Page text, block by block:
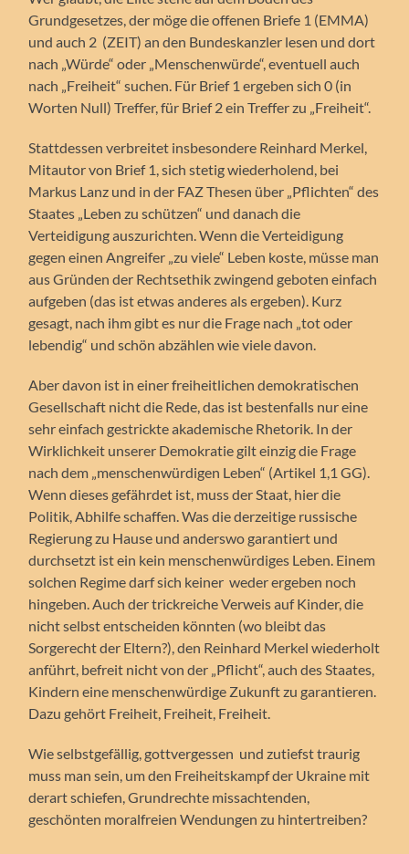
Grundgesetzes, der möge die offenen Briefe 1 (EMMA)
und auch 2 (ZEIT) an den Bundeskanzler lesen und dort
nach „Würde“ oder „Menschenwürde“, eventuell auch
nach „Freiheit“ suchen. Für Brief 1 ergeben sich 0 (in
Worten Null) Treffer, für Brief 2 ein Treffer zu „Freiheit“.
Stattdessen verbreitet insbesondere Reinhard Merkel,
Mitautor von Brief 1, sich stetig wiederholend, bei
Markus Lanz und in der FAZ Thesen über „Pflichten“ des
Staates „Leben zu schützen“ und danach die
Verteidigung auszurichten. Wenn die Verteidigung
gegen einen Angreifer „zu viele“ Leben koste, müsse man
aus Gründen der Rechtsethik zwingend geboten einfach
aufgeben (das ist etwas anderes als ergeben). Kurz
gesagt, nach ihm gibt es nur die Frage nach „tot oder
lebendig“ und schön abzählen wie viele davon.
Aber davon ist in einer freiheitlichen demokratischen
Gesellschaft nicht die Rede, das ist bestenfalls nur eine
sehr einfach gestrickte akademische Rhetorik. In der
Wirklichkeit unserer Demokratie gilt einzig die Frage
nach dem „menschenwürdigen Leben“ (Artikel 1,1 GG).
Wenn dieses gefährdet ist, muss der Staat, hier die
Politik, Abhilfe schaffen. Was die derzeitige russische
Regierung zu Hause und anderswo garantiert und
durchsetzt ist ein kein menschenwürdiges Leben. Einem
solchen Regime darf sich keiner weder ergeben noch
hingeben. Auch der trickreiche Verweis auf Kinder, die
nicht selbst entscheiden könnten (wo bleibt das
Sorgerecht der Eltern?), den Reinhard Merkel wiederholt
anführt, befreit nicht von der „Pflicht“, auch des Staates,
Kindern eine menschenwürdige Zukunft zu garantieren.
Dazu gehört Freiheit, Freiheit, Freiheit.
Wie selbstgefällig, gottvergessen und zutiefst traurig
muss man sein, um den Freiheitskampf der Ukraine mit
derart schiefen, Grundrechte missachtenden,
geschönten moralfreien Wendungen zu hintertreiben?